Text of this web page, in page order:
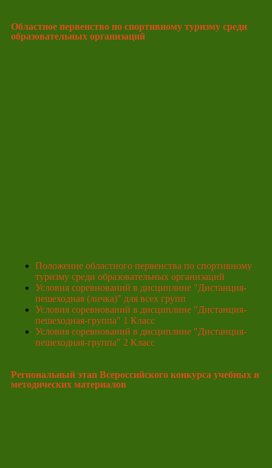
Областное первенство по спортивному туризму среди
образовательных организаций
Положение областного первенства по спортивному
туризму среди образовательных организаций
Условия соревнований в дисциплине "Дистанция-
пешеходная (личка)" для всех групп
Условия соревнований в дисциплине "Дистанция-
пешеходная-группа" 1 Класс
Условия соревнований в дисциплине "Дистанция-
пешеходная-группа" 2 Класс
Региональный этап Всероссийского конкурса учебных и
методических материалов